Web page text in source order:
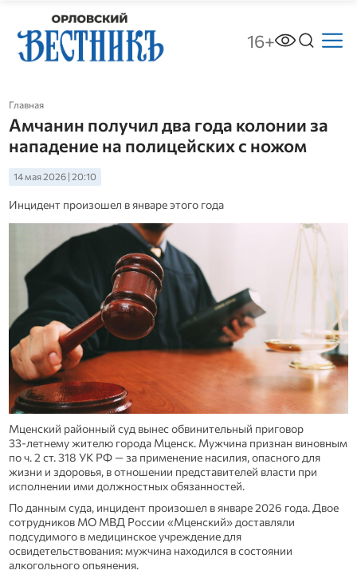
16+
Главная
Амчанин получил два года колонии за
нападение на полицейских с ножом
14 мая 2026 | 20:10
Инцидент произошел в январе этого года
Мценский районный суд вынес обвинительный приговор
33‑летнему жителю города Мценск. Мужчина признан виновным
по ч. 2 ст. 318 УК РФ — за применение насилия, опасного для
жизни и здоровья, в отношении представителей власти при
исполнении ими должностных обязанностей.
По данным суда, инцидент произошел в январе 2026 года. Двое
сотрудников МО МВД России «Мценский» доставляли
подсудимого в медицинское учреждение для
освидетельствования: мужчина находился в состоянии
алкогольного опьянения.